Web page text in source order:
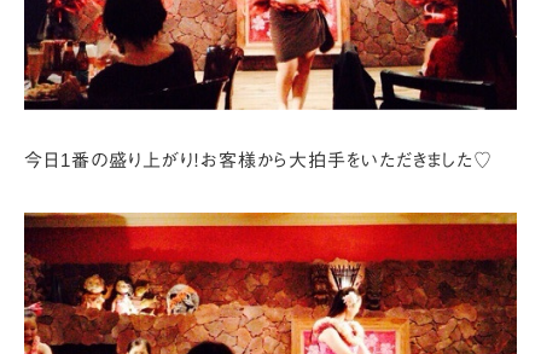
今日1番の盛り上がり！お客様から大拍手をいただきました♡